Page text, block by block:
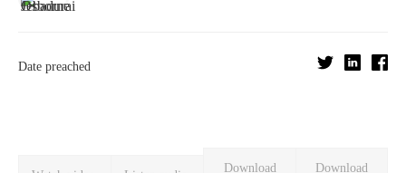
Date preached
Download
Download